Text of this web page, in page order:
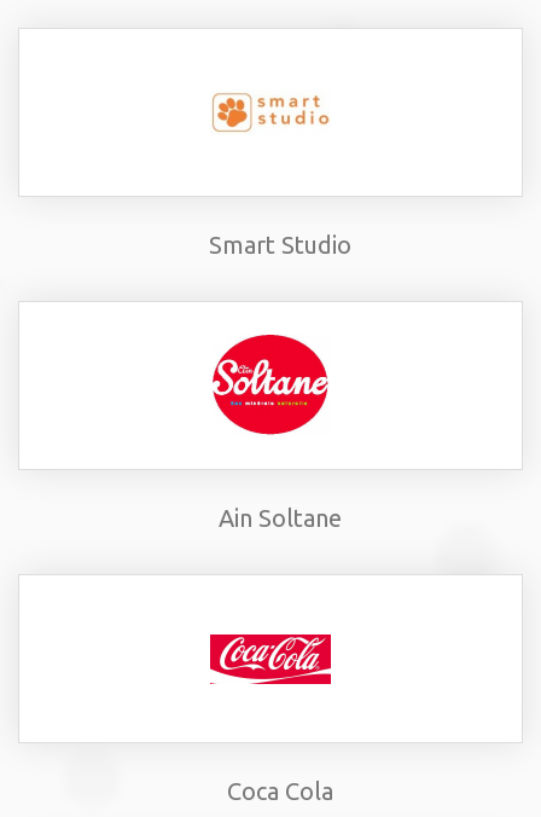
Smart Studio
Ain Soltane
Coca Cola